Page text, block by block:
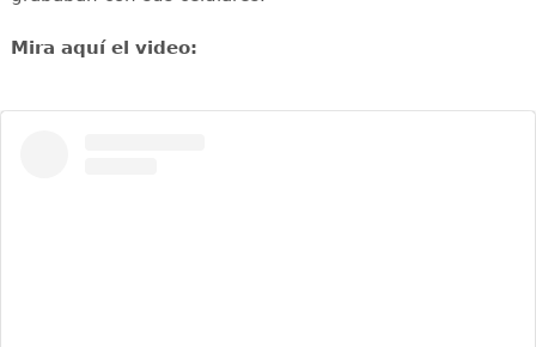
Mira aquí el video: